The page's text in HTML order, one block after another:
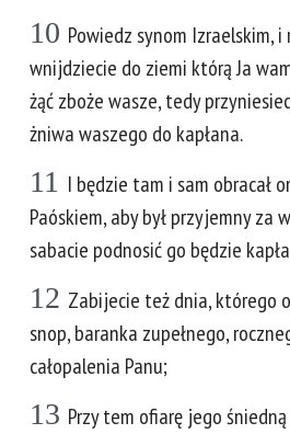
10 Powiedz synom Izraelskim, i
wnijdziecie do ziemi którą Ja
żąć zboże wasze, tedy
żniwa waszego do kapłana.
11 I będzie tam i sam obracał
Paóskiem, aby był przyjemny za
sabacie podnosić go będzie
12 Zabijecie też dnia, którego
snop, baranka zupełnego,
całopalenia Panu;
13 Przy tem ofiarę jego